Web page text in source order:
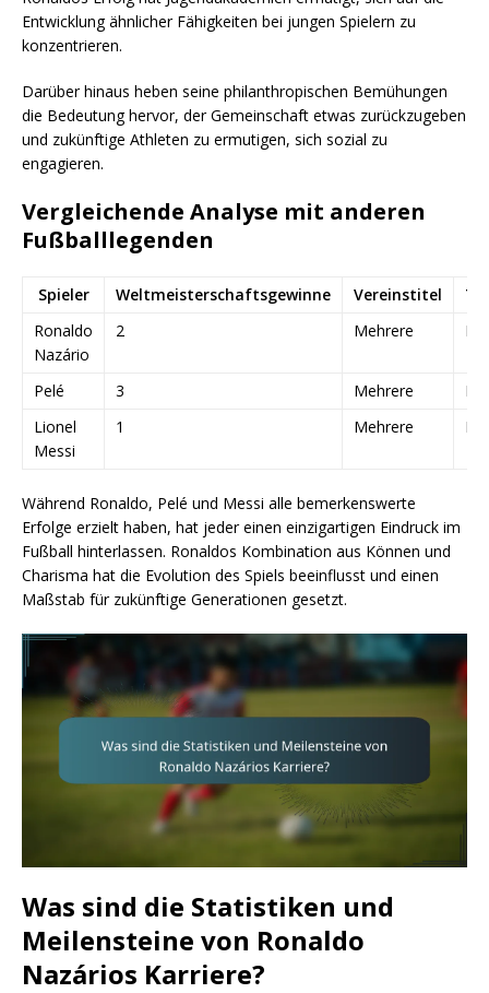
Entwicklung ähnlicher Fähigkeiten bei jungen Spielern zu
konzentrieren.
Darüber hinaus heben seine philanthropischen Bemühungen
die Bedeutung hervor, der Gemeinschaft etwas zurückzugeben
und zukünftige Athleten zu ermutigen, sich sozial zu
engagieren.
Vergleichende Analyse mit anderen
Fußballlegenden
Spieler Weltmeisterschaftsgewinne Vereinstitel
Ronaldo
Nazário
2 Mehrere
Pelé 3 Mehrere
Lionel
Messi
1 Mehrere
Während Ronaldo, Pelé und Messi alle bemerkenswerte
Erfolge erzielt haben, hat jeder einen einzigartigen Eindruck im
Fußball hinterlassen. Ronaldos Kombination aus Können und
Charisma hat die Evolution des Spiels beeinflusst und einen
Maßstab für zukünftige Generationen gesetzt.
Was sind die Statistiken und
Meilensteine von Ronaldo
Nazários Karriere?